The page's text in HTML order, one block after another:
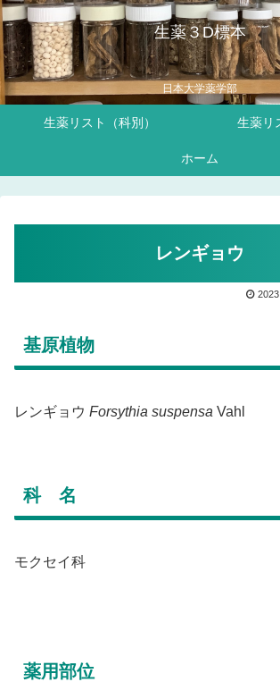
生薬３D標本
日本大学薬学部
生薬リスト（科別） 生薬リ
ホーム
レンギョウ
基原植物
レンギョウ Forsythia suspensa Vahl
科 名
モクセイ科
薬用部位